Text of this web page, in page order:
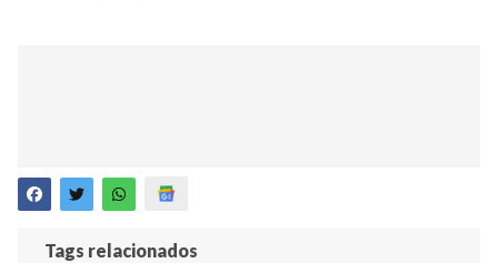
Tags relacionados